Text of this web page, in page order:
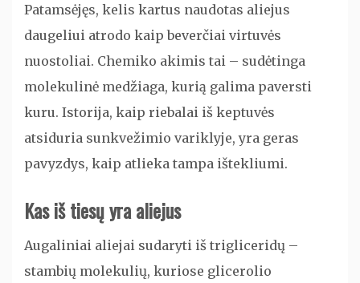
Patamsėjęs, kelis kartus naudotas aliejus
daugeliui atrodo kaip beverčiai virtuvės
nuostoliai. Chemiko akimis tai – sudėtinga
molekulinė medžiaga, kurią galima paversti
kuru. Istorija, kaip riebalai iš keptuvės
atsiduria sunkvežimio variklyje, yra geras
pavyzdys, kaip atlieka tampa ištekliumi.
Kas iš tiesų yra aliejus
Augaliniai aliejai sudaryti iš trigliceridų –
stambių molekulių, kuriose glicerolio